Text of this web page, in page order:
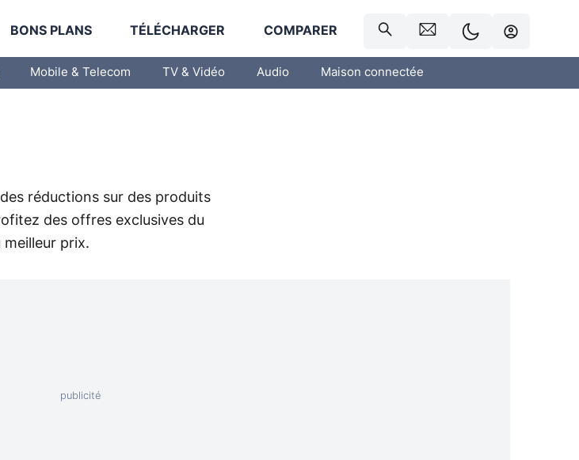
BONS PLANS TÉLÉCHARGER COMPARER
Mobile & Telecom TV & Vidéo Audio Maison connectée
réductions sur des produits
des offres exclusives du
prix.